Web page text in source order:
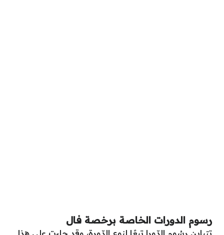
رسوم الدورات الخاصة برخصة فال